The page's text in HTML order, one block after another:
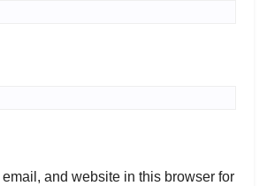
and website in this browser for